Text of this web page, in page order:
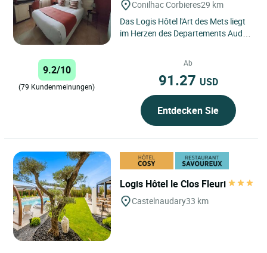
Conilhac Corbieres29 km
Das Logis Hôtel l'Art des Mets liegt
im Herzen des Departements Aude,
9.2/10
(79 Kundenmeinungen)
Ab
91.27 USD
Entdecken Sie
Logis Hôtel le Clos Fleuri
Castelnaudary33 km